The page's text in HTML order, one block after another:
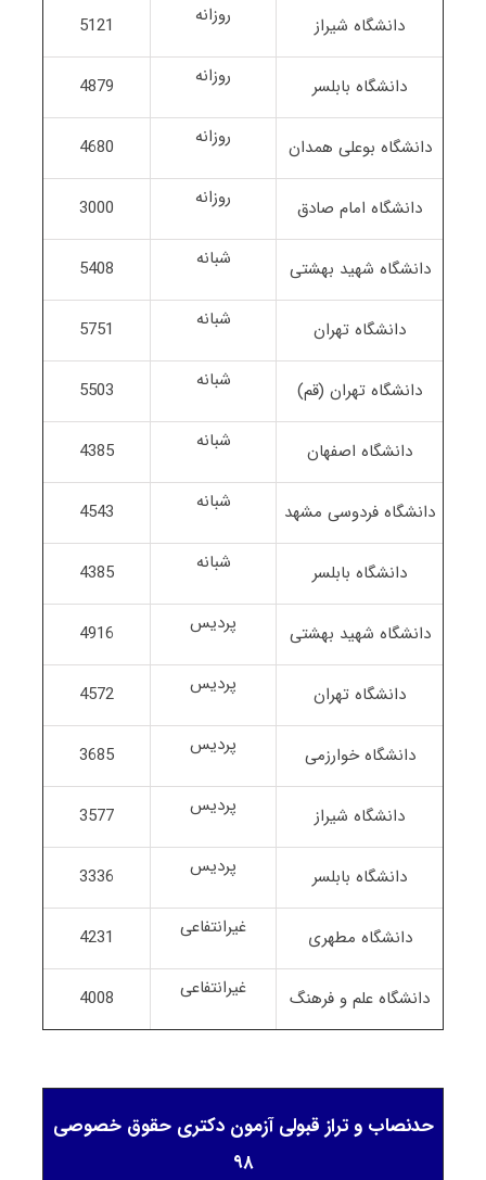
دانشگاه شیراز روزانه 5121
دانشگاه بابلسر روزانه 4879
دانشگاه بوعلی همدان روزانه 4680
دانشگاه امام صادق روزانه 3000
دانشگاه شهید بهشتی شبانه 5408
دانشگاه تهران شبانه 5751
دانشگاه تهران (قم) شبانه 5503
دانشگاه اصفهان شبانه 4385
دانشگاه فردوسی مشهد شبانه 4543
دانشگاه بابلسر شبانه 4385
دانشگاه شهید بهشتی پردیس 4916
دانشگاه تهران پردیس 4572
دانشگاه خوارزمی پردیس 3685
دانشگاه شیراز پردیس 3577
دانشگاه بابلسر پردیس 3336
دانشگاه مطهری غیرانتفاعی 4231
دانشگاه علم و فرهنگ غیرانتفاعی 4008
حدنصاب و تراز قبولی آزمون دکتری حقوق خصوصی
۹۸